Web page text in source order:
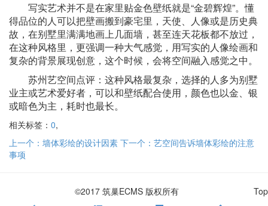
写实艺术并不是在家里贴金色壁纸就是“金碧辉煌”。懂
得品位的人可以把壁画搬到豪宅里，天使、人像或是历史典
故，在别墅里满满地画上几面墙，甚至连天花板都不放过，
在这种风格里，更强调一种大气感觉，用写实的人像绘画和
复杂的背景展现创意，这个时候，会将空间融入感觉之中。
苏州艺空间点评：这种风格最复杂，选择的人多为别墅
业主或艺术爱好者，可以和壁纸配合使用，颜色也以金、银
或暗色为主，耗时也最长。
相关标签： 0,
上一个：墙体彩绘的设计因素 下一个：艺空间告诉墙体彩绘的注意
事项
Top
©2017 筑巢ECMS 版权所有